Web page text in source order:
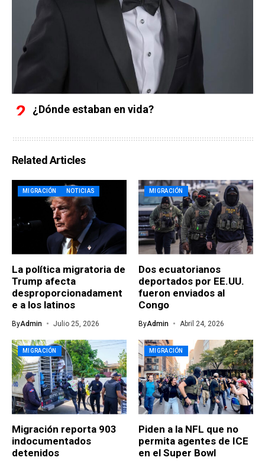
¿Dónde estaban en vida?
Related Articles
MIGRACIÓN NOTICIAS
La política migratoria de
Trump afecta
desproporcionadament
e a los latinos
ByAdmin Julio 25, 2026
MIGRACIÓN
Dos ecuatorianos
deportados por EE.UU.
fueron enviados al
Congo
ByAdmin Abril 24, 2026
MIGRACIÓN
Migración reporta 903
indocumentados
detenidos
MIGRACIÓN
Piden a la NFL que no
permita agentes de ICE
en el Super Bowl